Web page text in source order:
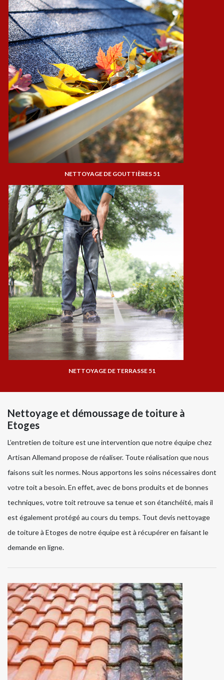
NETTOYAGE DE GOUTTIÈRES 51
NETTOYAGE DE TERRASSE 51
Nettoyage et démoussage de toiture à
Etoges
L’entretien de toiture est une intervention que notre équipe chez
Artisan Allemand propose de réaliser. Toute réalisation que nous
faisons suit les normes. Nous apportons les soins nécessaires dont
votre toit a besoin. En effet, avec de bons produits et de bonnes
techniques, votre toit retrouve sa tenue et son étanchéité, mais il
est également protégé au cours du temps. Tout devis nettoyage
de toiture à Etoges de notre équipe est à récupérer en faisant le
demande en ligne.